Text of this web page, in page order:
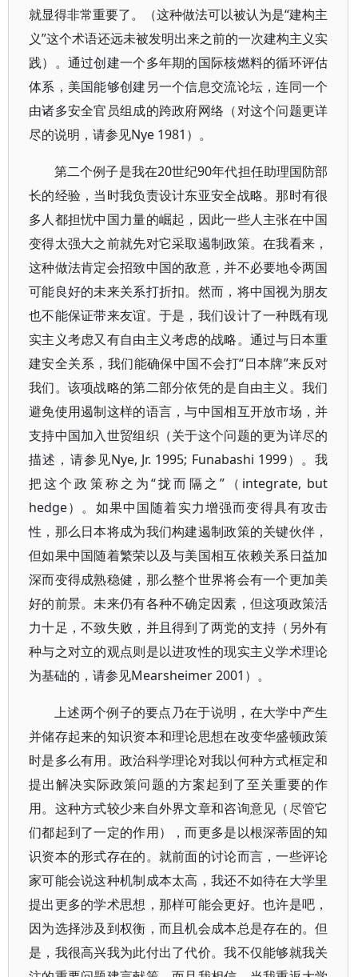
就显得非常重要了。（这种做法可以被认为是“建构主
义”这个术语还远未被发明出来之前的一次建构主义实
践）。通过创建一个多年期的国际核燃料的循环评估
体系，美国能够创建另一个信息交流论坛，连同一个
由诸多安全官员组成的跨政府网络（对这个问题更详
尽的说明，请参见Nye 1981）。
第二个例子是我在20世纪90年代担任助理国防部
长的经验，当时我负责设计东亚安全战略。那时有很
多人都担忧中国力量的崛起，因此一些人主张在中国
变得太强大之前就先对它采取遏制政策。在我看来，
这种做法肯定会招致中国的敌意，并不必要地令两国
可能良好的未来关系打折扣。然而，将中国视为朋友
也不能保证带来友谊。于是，我们设计了一种既有现
实主义考虑又有自由主义考虑的战略。通过与日本重
建安全关系，我们能确保中国不会打“日本牌”来反对
我们。该项战略的第二部分依凭的是自由主义。我们
避免使用遏制这样的语言，与中国相互开放市场，并
支持中国加入世贸组织（关于这个问题的更为详尽的
描述，请参见Nye, Jr. 1995; Funabashi 1999）。我
把这个政策称之为“拢而隔之”（integrate, but
hedge）。如果中国随着实力增强而变得具有攻击
性，那么日本将成为我们构建遏制政策的关键伙伴，
但如果中国随着繁荣以及与美国相互依赖关系日益加
深而变得成熟稳健，那么整个世界将会有一个更加美
好的前景。未来仍有各种不确定因素，但这项政策活
力十足，不致失败，并且得到了两党的支持（另外有
种与之对立的观点则是以进攻性的现实主义学术理论
为基础的，请参见Mearsheimer 2001）。
上述两个例子的要点乃在于说明，在大学中产生
并储存起来的知识资本和理论思想在改变华盛顿政策
时是多么有用。政治科学理论对我以何种方式框定和
提出解决实际政策问题的方案起到了至关重要的作
用。这种方式较少来自外界文章和咨询意见（尽管它
们都起到了一定的作用），而更多是以根深蒂固的知
识资本的形式存在的。就前面的讨论而言，一些评论
家可能会说这种机制成本太高，我还不如待在大学里
提出更多的学术思想，那样可能会更好。也许是吧，
因为选择涉及到权衡，而且机会成本总是存在的。但
是，我很高兴我为此付出了代价。我不仅能够就我关